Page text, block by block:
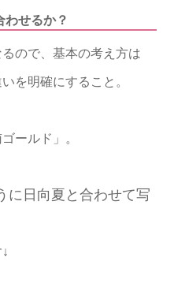
わせるか？
ので、基本の考え方は
を明確にすること。
ールド」。
に日向夏と合わせて写